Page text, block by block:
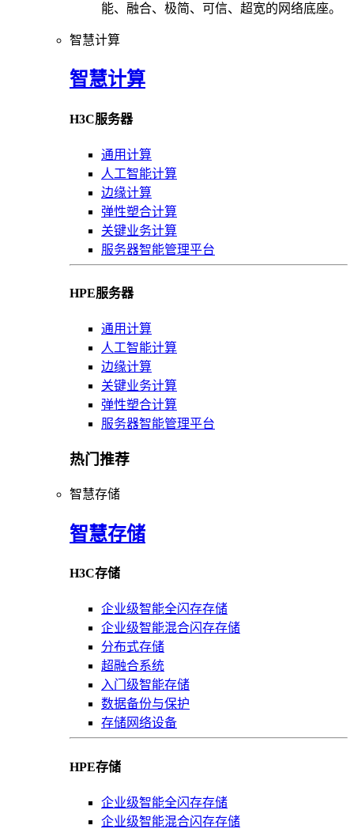
能、融合、极简、可信、超宽的网络底座。
智慧计算
智慧计算
H3C服务器
通用计算
人工智能计算
边缘计算
弹性塑合计算
关键业务计算
服务器智能管理平台
HPE服务器
通用计算
人工智能计算
边缘计算
关键业务计算
弹性塑合计算
服务器智能管理平台
热门推荐
智慧存储
智慧存储
H3C存储
企业级智能全闪存存储
企业级智能混合闪存存储
分布式存储
超融合系统
入门级智能存储
数据备份与保护
存储网络设备
HPE存储
企业级智能全闪存存储
企业级智能混合闪存存储